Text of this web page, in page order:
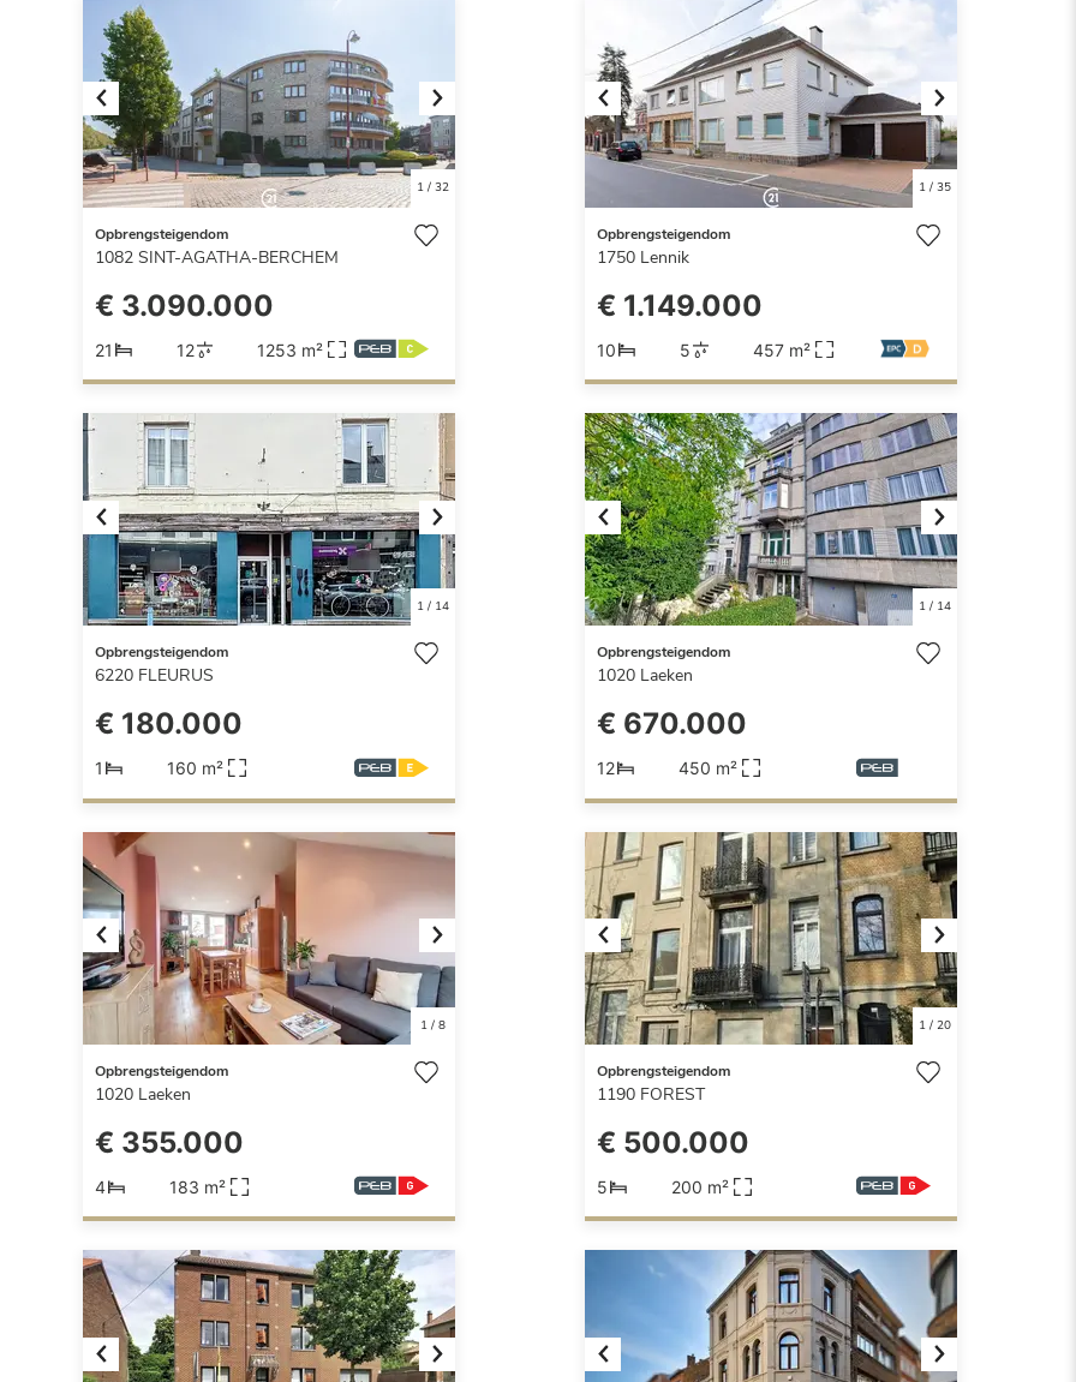
Previous Next
1/ 32
Opbrengsteigendom
1082 SINT-AGATHA-BERCHEM
€ 3.090.000
21 12 1253 m²
Previous Next
1/ 35
Opbrengsteigendom
1750 Lennik
€ 1.149.000
10 5 457 m²
Previous Next
1/ 14
Opbrengsteigendom
6220 FLEURUS
€ 180.000
1 160 m²
Previous Next
1/ 14
Opbrengsteigendom
1020 Laeken
€ 670.000
12 450 m²
Previous Next
1/ 8
Opbrengsteigendom
1020 Laeken
€ 355.000
4 183 m²
Previous Next
1/ 20
Opbrengsteigendom
1190 FOREST
€ 500.000
5 200 m²
Previous Next Previous Next